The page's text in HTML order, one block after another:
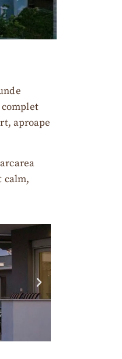
aproape
calm,